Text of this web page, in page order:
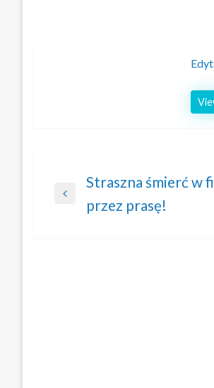
Nawigacja
wpisu
Previous
Straszna śmierć w
przez prasę!